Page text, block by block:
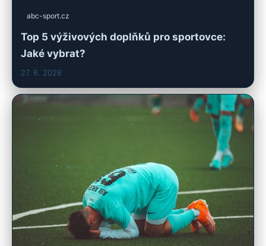
abc-sport.cz
Top 5 výživových doplňků pro sportovce:
Jaké vybrat?
27. 6. 2026